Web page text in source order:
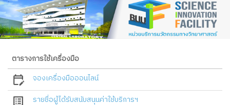
ตารางการใช้เครื่องมือ
จองเครื่องมือออนไลน์
รายชื่อผู้ได้รับสนับสนุนค่าใช้บริการฯ